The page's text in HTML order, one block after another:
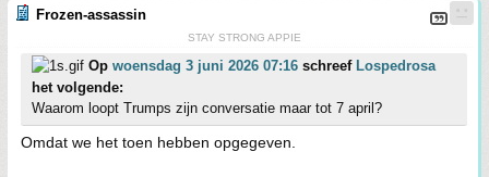
Frozen-assassin
STAY STRONG APPIE
Op woensdag 3 juni 2026 07:16 schreef Lospedrosa
het volgende:
Waarom loopt Trumps zijn conversatie maar tot 7 april?
Omdat we het toen hebben opgegeven.